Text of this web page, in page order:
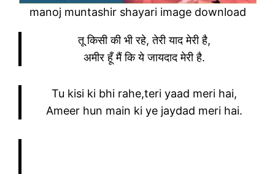
manoj muntashir shayari image download
तू किसी की भी रहे, तेरी याद मेरी है,
अमीर हूँ मैं कि ये जायदाद मेरी है.
Tu kisi ki bhi rahe,teri yaad meri hai,
Ameer hun main ki ye jaydad meri hai.